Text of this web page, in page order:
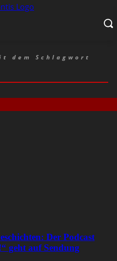
dem Schlagwort
Der Podcast
geht auf Sendung